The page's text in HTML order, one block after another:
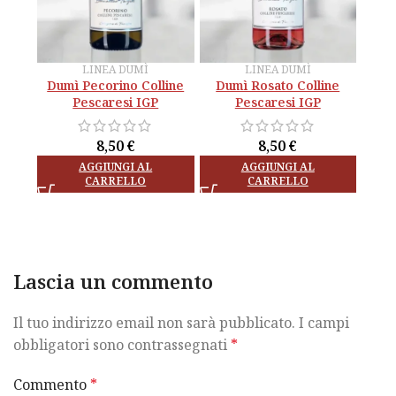
Dumì Pecorino Colline
Pescaresi IGP
8,50€
LINEA DUMÌ
Dumì Pecorino Colline
Pescaresi IGP
8,50€
AGGIUNGI AL
CARRELLO
Dumì Rosato Colline
Pescaresi IGP
8,50€
LINEA DUMÌ
Dumì Rosato Colline
Pescaresi IGP
8,50€
AGGIUNGI AL
CARRELLO
Lascia un commento
Il tuo indirizzo email non sarà pubblicato. I campi
obbligatori sono contrassegnati *
Commento *